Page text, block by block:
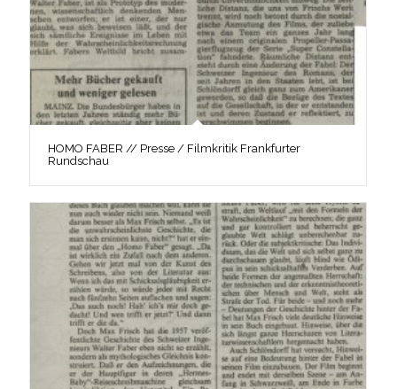
HOMO FABER // Presse / Filmkritik Frankfurter
Rundschau